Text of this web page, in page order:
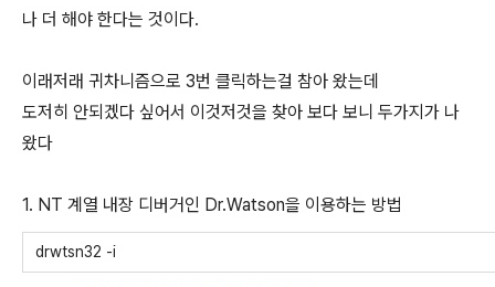
나 더 해야 한다는 것이다.
이래저래 귀차니즘으로 3번 클릭하는걸 참아 왔는데
도저히 안되겠다 싶어서 이것저것을 찾아 보다 보니 두가지가 나
왔다
1. NT 계열 내장 디버거인 Dr.Watson을 이용하는 방법
drwtsn32 -i